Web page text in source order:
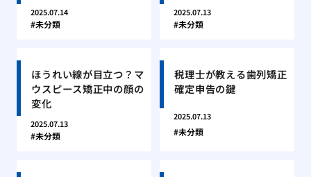
2025.07.14
未分類
2025.07.13
未分類
ほうれい線が目立つ？マ
ウスピース矯正中の顔の
変化
2025.07.13
未分類
税理士が教える歯列矯正
確定申告の鍵
2025.07.13
未分類